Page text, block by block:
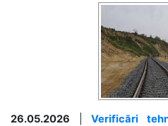
26.05.2026 |Verificări